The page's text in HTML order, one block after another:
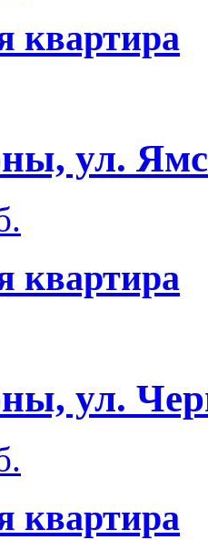
квартира
ул.
квартира
ул.
квартира